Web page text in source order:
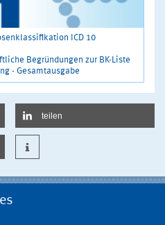
ICD 10
Begründungen zur BK-Liste
- Gesamtausgabe
teilen